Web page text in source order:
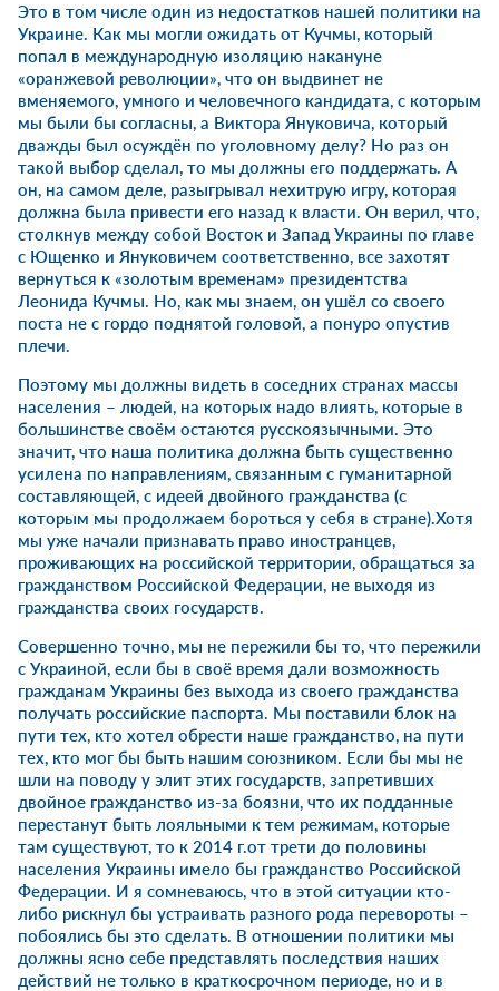
Это в том числе один из недостатков нашей политики на
Украине. Как мы могли ожидать от Кучмы, который
попал в международную изоляцию накануне
«оранжевой революции», что он выдвинет не
вменяемого, умного и человечного кандидата, с которым
мы были бы согласны, а Виктора Януковича, который
дважды был осуждён по уголовному делу? Но раз он
такой выбор сделал, то мы должны его поддержать. А
он, на самом деле, разыгрывал нехитрую игру, которая
должна была привести его назад к власти. Он верил, что,
столкнув между собой Восток и Запад Украины по главе
с Ющенко и Януковичем соответственно, все захотят
вернуться к «золотым временам» президентства
Леонида Кучмы. Но, как мы знаем, он ушёл со своего
поста не с гордо поднятой головой, а понуро опустив
плечи.
Поэтому мы должны видеть в соседних странах массы
населения – людей, на которых надо влиять, которые в
большинстве своём остаются русскоязычными. Это
значит, что наша политика должна быть существенно
усилена по направлениям, связанным с гуманитарной
составляющей, с идеей двойного гражданства (с
которым мы продолжаем бороться у себя в стране).Хотя
мы уже начали признавать право иностранцев,
проживающих на российской территории, обращаться за
гражданством Российской Федерации, не выходя из
гражданства своих государств.
Совершенно точно, мы не пережили бы то, что пережили
с Украиной, если бы в своё время дали возможность
гражданам Украины без выхода из своего гражданства
получать российские паспорта. Мы поставили блок на
пути тех, кто хотел обрести наше гражданство, на пути
тех, кто мог бы быть нашим союзником. Если бы мы не
шли на поводу у элит этих государств, запретивших
двойное гражданство из-за боязни, что их подданные
перестанут быть лояльными к тем режимам, которые
там существуют, то к 2014 г.от трети до половины
населения Украины имело бы гражданство Российской
Федерации. И я сомневаюсь, что в этой ситуации кто-
либо рискнул бы устраивать разного рода перевороты –
побоялись бы это сделать. В отношении политики мы
должны ясно себе представлять последствия наших
действий не только в краткосрочном периоде, но и в